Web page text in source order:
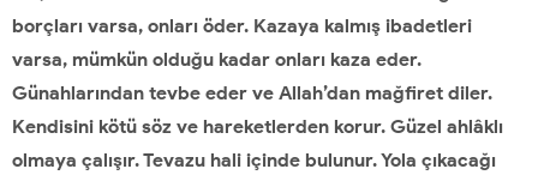
borçları varsa, onları öder. Kazaya kalmış ibadetleri
varsa, mümkün olduğu kadar onları kaza eder.
Günahlarından tevbe eder ve Allah’dan mağfiret diler.
Kendisini kötü söz ve hareketlerden korur. Güzel ahlâklı
olmaya çalışır. Tevazu hali içinde bulunur. Yola çıkacağı